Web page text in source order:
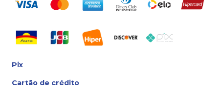
Pix
Cartão de crédito